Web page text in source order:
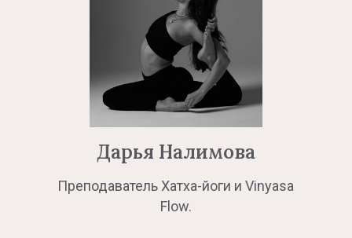
Дарья Налимова
Преподаватель Хатха-йоги и Vinyasa
Flow.